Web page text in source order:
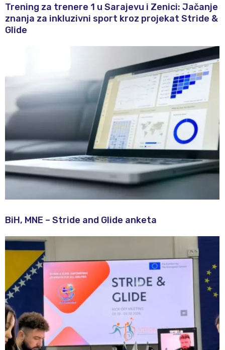
Trening za trenere 1 u Sarajevu i Zenici: Jačanje
znanja za inkluzivni sport kroz projekat Stride &
Glide
BiH, MNE – Stride and Glide anketa